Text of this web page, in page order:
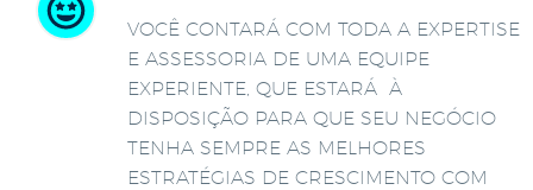
VOCÊ CONTARÁ COM TODA A EXPERTISE
E ASSESSORIA DE UMA EQUIPE
EXPERIENTE, QUE ESTARÁ À
DISPOSIÇÃO PARA QUE SEU NEGÓCIO
TENHA SEMPRE AS MELHORES
ESTRATÉGIAS DE CRESCIMENTO COM